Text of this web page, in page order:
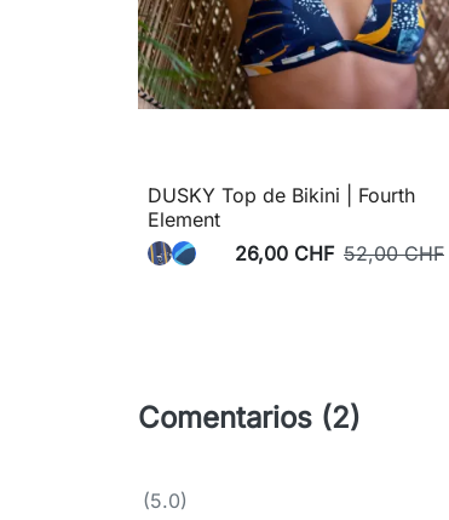
DUSKY Top de Bikini | Fourth
Element
26,00 CHF 52,00 CHF
Comentarios (2)
(5.0)